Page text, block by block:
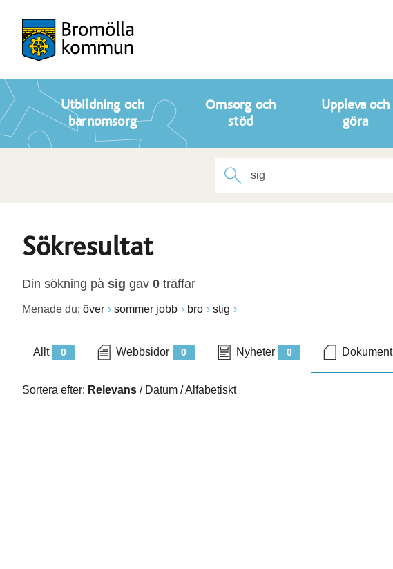
Utbildning och
barnomsorg
Omsorg och
stöd
Uppleva och
göra
Sökresultat
Din sökning på sig gav 0 träffar
Menade du: över sommer jobb bro stig
0
Allt 0
Webbsidor 0
Nyheter Dokument
Sortera efter: Relevans / Datum /Alfabetiskt